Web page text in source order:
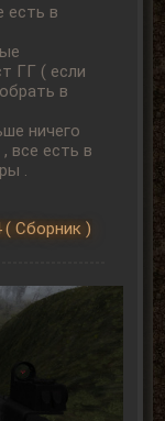
есть в
ГГ ( если
в
ничего
все есть в
.
Сборник )